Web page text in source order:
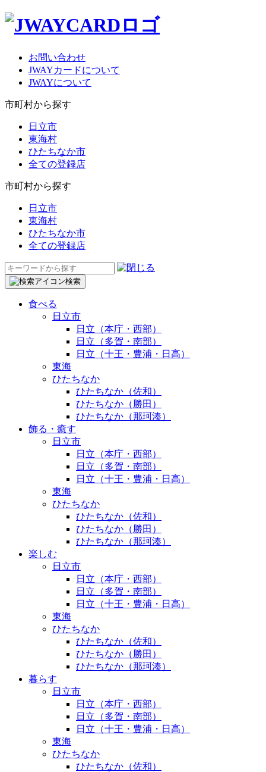
お問い合わせ
JWAYカードについて
JWAYについて
市町村から探す
日立市
東海村
ひたちなか市
全ての登録店
市町村から探す
日立市
東海村
ひたちなか市
全ての登録店
検
索:
検索
食べる
日立市
日立（本庁・西部）
日立（多賀・南部）
日立（十王・豊浦・日高）
東海
ひたちなか
ひたちなか（佐和）
ひたちなか（勝田）
ひたちなか（那珂湊）
飾る・癒す
日立市
日立（本庁・西部）
日立（多賀・南部）
日立（十王・豊浦・日高）
東海
ひたちなか
ひたちなか（佐和）
ひたちなか（勝田）
ひたちなか（那珂湊）
楽しむ
日立市
日立（本庁・西部）
日立（多賀・南部）
日立（十王・豊浦・日高）
東海
ひたちなか
ひたちなか（佐和）
ひたちなか（勝田）
ひたちなか（那珂湊）
暮らす
日立市
日立（本庁・西部）
日立（多賀・南部）
日立（十王・豊浦・日高）
東海
ひたちなか
ひたちなか（佐和）